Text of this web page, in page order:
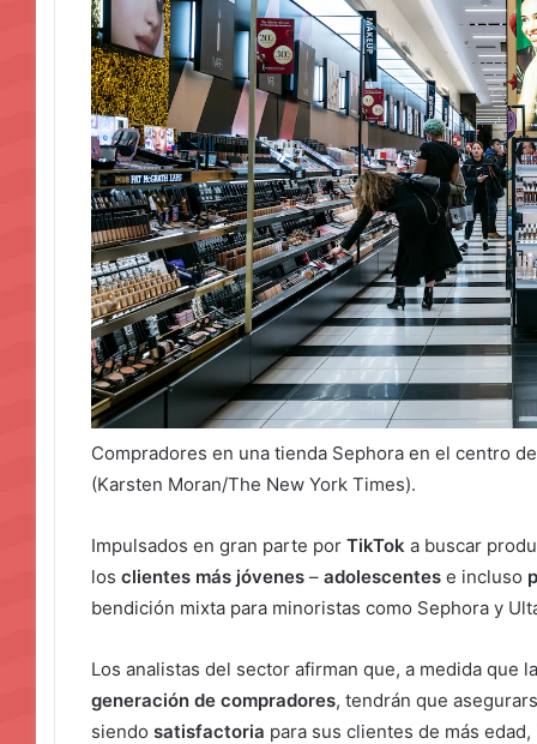
Compradores en una tienda Sephora en el centro
(Karsten Moran/The New York Times).
Impulsados en gran parte por TikTok a buscar
los clientes más jóvenes – adolescentes e incluso
bendición mixta para minoristas como Sephora y
Los analistas del sector afirman que, a medida que
generación de compradores, tendrán que
siendo satisfactoria para sus clientes de más